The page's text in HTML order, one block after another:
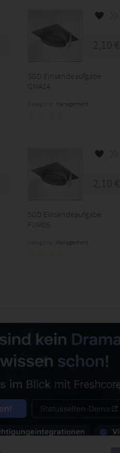
2,10 €
SGD Einsendeaufgabe
GMA14
Management
2,10 €
SGD Einsendeaufgabe
FUM05
Management